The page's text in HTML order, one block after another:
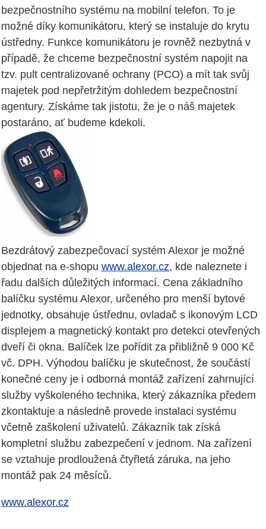
bezpečnostního systému na mobilní telefon. To je
možné díky komunikátoru, který se instaluje do krytu
ústředny. Funkce komunikátoru je rovněž nezbytná v
případě, že chceme bezpečnostní systém napojit na
tzv. pult centralizované ochrany (PCO) a mít tak svůj
majetek pod nepřetržitým dohledem bezpečnostní
agentury. Získáme tak jistotu, že je o náš majetek
postaráno, ať budeme kdekoli.
Bezdrátový zabezpečovací systém Alexor je možné
objednat na e-shopu www.alexor.cz, kde naleznete i
řadu dalších důležitých informací. Cena základního
balíčku systému Alexor, určeného pro menší bytové
jednotky, obsahuje ústřednu, ovladač s ikonovým LCD
displejem a magnetický kontakt pro detekci otevřených
dveří či okna. Balíček lze pořídit za přibližně 9 000 Kč
vč. DPH. Výhodou balíčku je skutečnost, že součástí
konečné ceny je i odborná montáž zařízení zahrnující
služby vyškoleného technika, který zákazníka předem
zkontaktuje a následně provede instalaci systému
včetně zaškolení uživatelů. Zákazník tak získá
kompletní službu zabezpečení v jednom. Na zařízení
se vztahuje prodloužená čtyřletá záruka, na jeho
montáž pak 24 měsíců.
www.alexor.cz